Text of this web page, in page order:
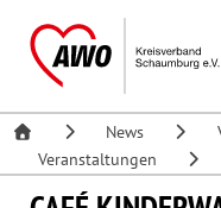
News
Veranstaltungen